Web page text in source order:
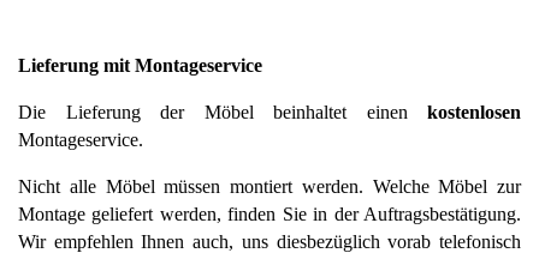
Lieferung mit Montageservice
Die Lieferung der Möbel beinhaltet einen kostenlosen
Montageservice.
Nicht alle Möbel müssen montiert werden. Welche Möbel zur
Montage geliefert werden, finden Sie in der Auftragsbestätigung.
Wir empfehlen Ihnen auch, uns diesbezüglich vorab telefonisch